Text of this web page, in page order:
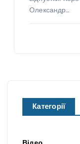
Олександр…
Категорії